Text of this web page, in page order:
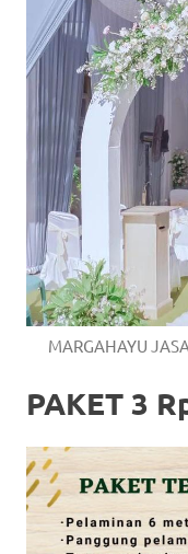
MARGAHAYU
PAKET 3